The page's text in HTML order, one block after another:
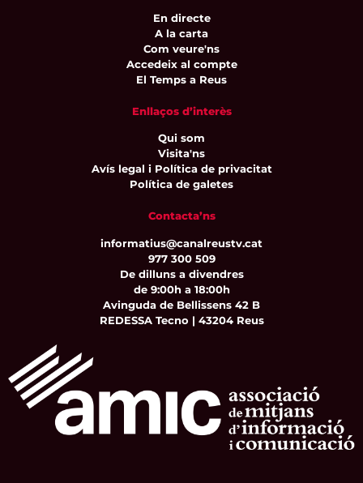
En directe
A la carta
Com veure'ns
Accedeix al compte
El Temps a Reus
Enllaços d’interès
Qui som
Visita'ns
Avís legal i Política de privacitat
Política de galetes
Contacta’ns
informatius@canalreustv.cat
977 300 509
De dilluns a divendres
de 9:00h a 18:00h
Avinguda de Bellissens 42 B
REDESSA Tecno | 43204 Reus